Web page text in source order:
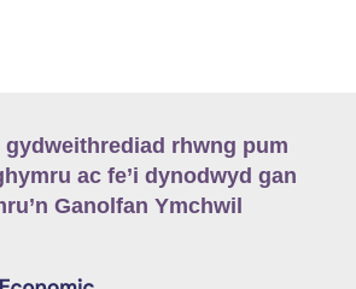
gydweithrediad rhwng pum
ac fe’i dynodwyd gan
Ganolfan Ymchwil